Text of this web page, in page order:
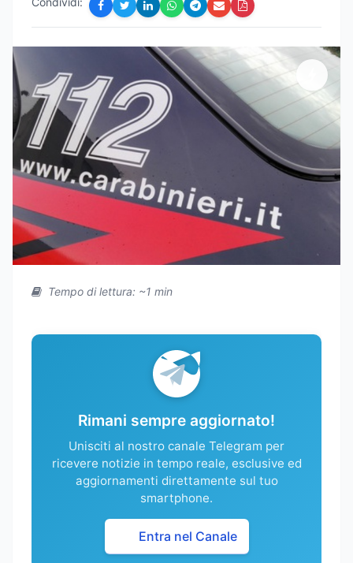
Tempo di lettura: ~1 min
Rimani sempre aggiornato!
Unisciti al nostro canale Telegram per
ricevere notizie in tempo reale, esclusive ed
aggiornamenti direttamente sul tuo
smartphone.
Entra nel Canale